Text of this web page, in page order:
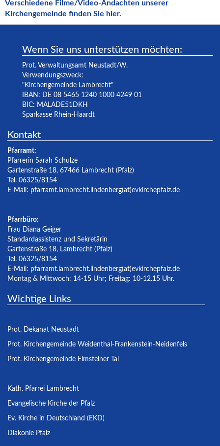
Verschiedene Filme/Video-Andachten unserer
Kirchengemeinde finden Sie hier.
Wenn Sie uns unterstützen möchten:
Prot. Verwaltungsamt Neustadt/W.
Verwendungszweck:
"Kirchengemeinde Lambrecht"
IBAN: DE 08 5465 1240 1000 4249 01
BIC: MALADE51DKH
Sparkasse Rhein-Haardt
Kontakt
Pfarramt:
Pfarrerin Sarah Schulze
Gartenstraße 18, 67466 Lambrecht (Pfalz)
Tel. 06325/8154
E-Mail: pfarramt.lambrecht.lindenberg(at)evkirchepfalz.de
Pfarrbüro:
Frau Diana Geiger
Standardassistenz und Sekretärin
Gartenstraße 18, Lambrecht (Pfalz)
Tel. 06325/8154
E-Mail: pfarramt.lambrecht.lindenberg(at)evkirchepfalz.de
Montag & Mittwoch: 14-15 Uhr; Freitag: 10-12.15 Uhr.
Wichtige Links
Prot. Dekanat Neustadt
Prot. Kirchengemeinde Weidenthal-Frankenstein-Neidenfels
Prot. Kirchengemeinde Elmsteiner Tal
Kath. Pfarrei Lambrecht
Evangelische Kirche der Pfalz
Ev. Kirche in Deutschland (EKD)
Diakonie Pfalz